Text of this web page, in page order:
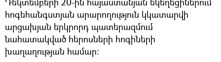
հոգեհանգստյան արարողություն կկատարվի
արցախյան երկրորդ պատերազմում
նահատակված հերոսների հոգիների
խաղաղության համար։